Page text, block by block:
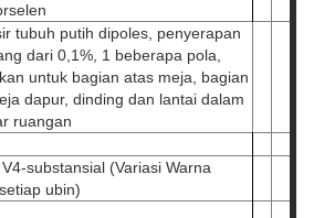
tubuh putih dipoles, penyerapan
dari 0,1%, 1 beberapa pola,
untuk bagian atas meja, bagian
dapur, dinding dan lantai dalam
ruangan
substansial (Variasi Warna
ubin)